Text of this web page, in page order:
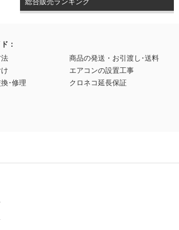
総合販売ランキング
：
商品の発送・お引渡し･送料
エアコンの設置工事
･修理
クロネコ延長保証